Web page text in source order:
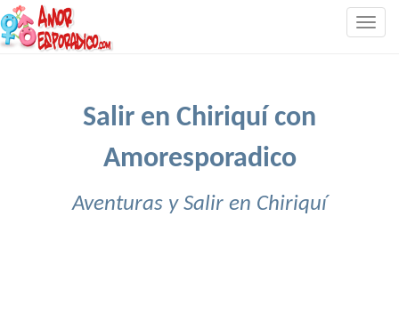
Salir en Chiriquí con
Amoresporadico
Aventuras y Salir en Chiriquí